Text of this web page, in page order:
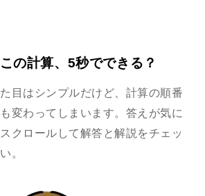
の計算、5秒でできる？
目はシンプルだけど、計算の順番
変わってしまいます。答えが気に
クロールして解答と解説をチェッ
。